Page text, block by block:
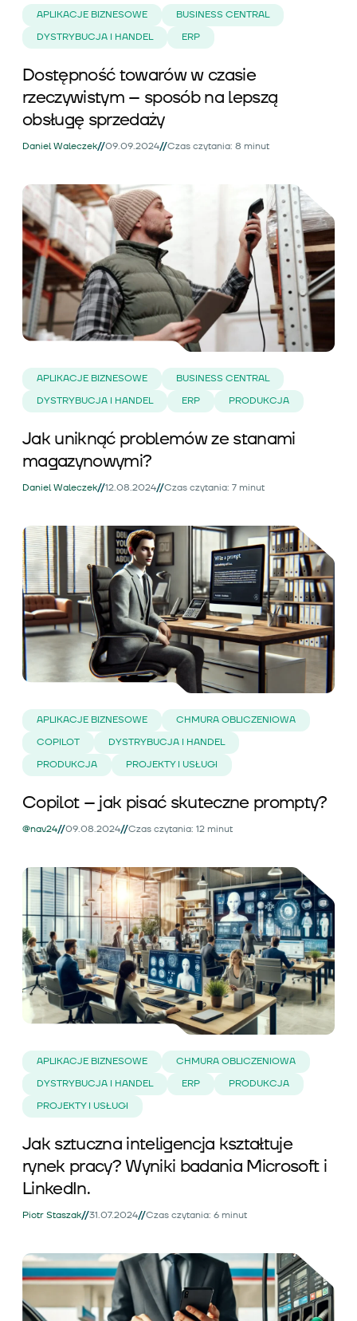
APLIKACJE BIZNESOWE
BUSINESS CENTRAL
DYSTRYBUCJA I HANDEL
ERP
Dostępność towarów w czasie
rzeczywistym – sposób na lepszą
obsługę sprzedaży
Daniel Waleczek//09.09.2024//Czas czytania: 8 minut
APLIKACJE BIZNESOWE
BUSINESS CENTRAL
DYSTRYBUCJA I HANDEL
ERP PRODUKCJA
Jak uniknąć problemów ze stanami
magazynowymi?
Daniel Waleczek//12.08.2024//Czas czytania: 7 minut
APLIKACJE BIZNESOWE
CHMURA OBLICZENIOWA
COPILOT
DYSTRYBUCJA I HANDEL
PRODUKCJA
PROJEKTY I USŁUGI
Copilot – jak pisać skuteczne prompty?
@nav24//09.08.2024//Czas czytania: 12 minut
APLIKACJE BIZNESOWE
CHMURA OBLICZENIOWA
DYSTRYBUCJA I HANDEL
ERP
PRODUKCJA
PROJEKTY I USŁUGI
Jak sztuczna inteligencja kształtuje
rynek pracy? Wyniki badania Microsoft i
LinkedIn.
Piotr Staszak//31.07.2024//Czas czytania: 6 minut